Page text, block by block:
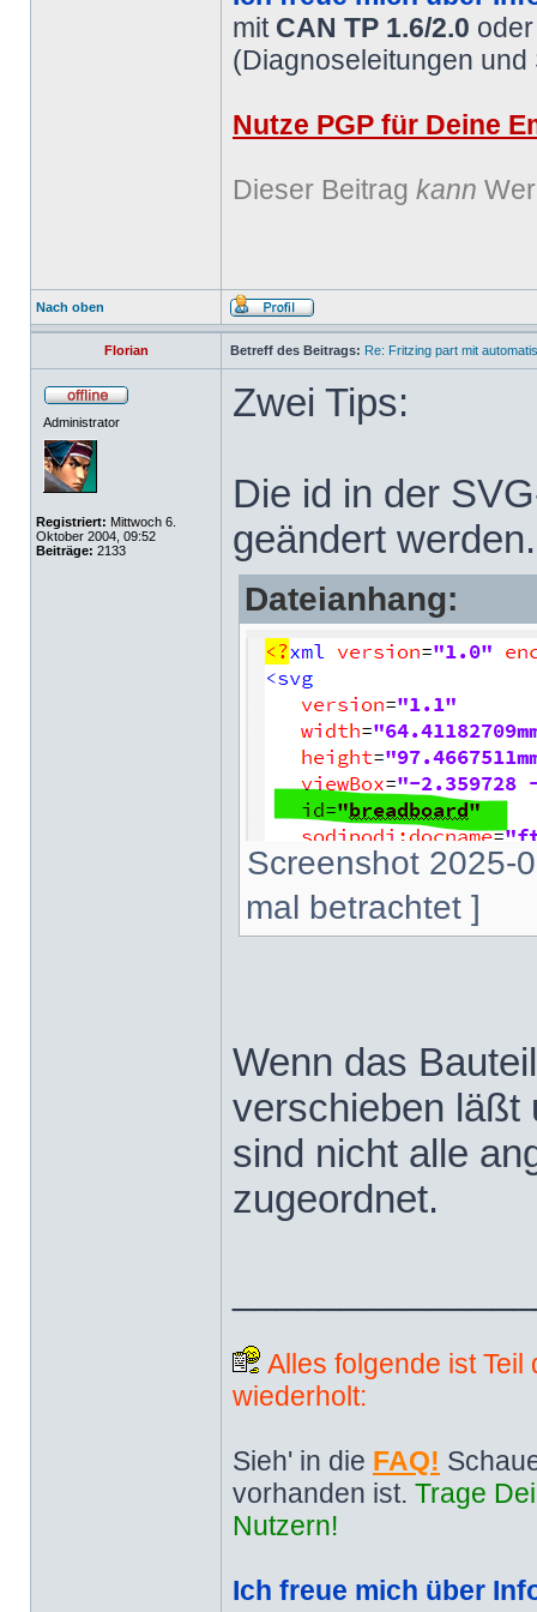
mit CAN TP 1.6/2.0
(Diagnoseleitungen
Nutze PGP für Deine
Dieser Beitrag kann
Nach oben
Florian Betreff des Beitrags: Re: Fritzing part mit
Administrator
Registriert: Mittwoch 6.
Oktober 2004, 09:52
Beiträge: 2133
Zwei Tips:
Die id in der
geändert
Dateianhang:
Screenshot 2025-
mal betrachtet ]
Wenn das
verschieben läßt
sind nicht alle
zugeordnet.
Alles folgende ist
wiederholt:
Sieh' in die FAQ!
vorhanden ist. Trage
Nutzern!
Ich freue mich über